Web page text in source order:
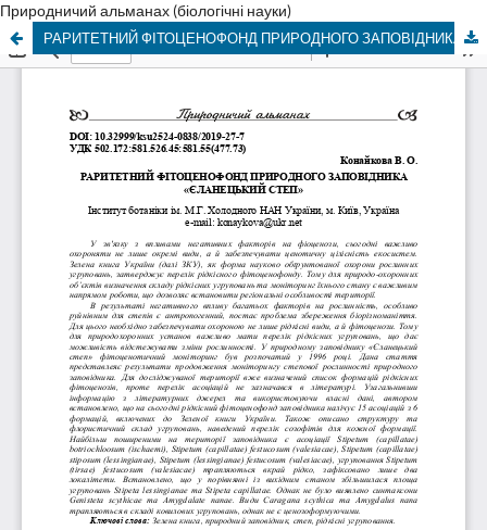
Природничий альманах (біологічні науки)
РАРИТЕТНИЙ ФІТОЦЕНОФОНД ПРИРОДНОГО ЗАПОВІДНИКА «ЄЛАНЕЦЬКИЙ СТЕП»